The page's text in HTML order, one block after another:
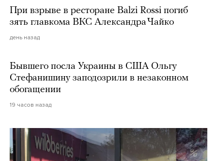
При взрыве в ресторане Balzi Rossi погиб
зять главкома ВКС Александра Чайко
день назад
Бывшего посла Украины в США Ольгу
Стефанишину заподозрили в незаконном
обогащении
19 часов назад